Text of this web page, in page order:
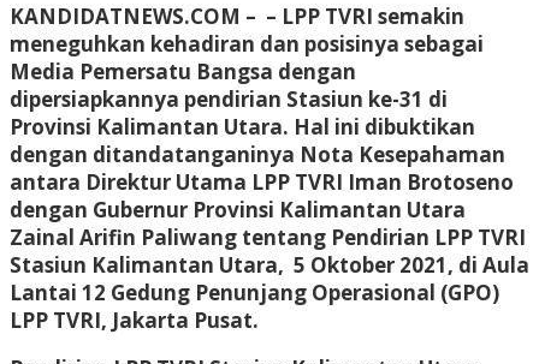
KANDIDATNEWS.COM – – LPP TVRI semakin
meneguhkan kehadiran dan posisinya sebagai
Media Pemersatu Bangsa dengan
dipersiapkannya pendirian Stasiun ke-31 di
Provinsi Kalimantan Utara. Hal ini dibuktikan
dengan ditandatanganinya Nota Kesepahaman
antara Direktur Utama LPP TVRI Iman Brotoseno
dengan Gubernur Provinsi Kalimantan Utara
Zainal Arifin Paliwang tentang Pendirian LPP TVRI
Stasiun Kalimantan Utara, 5 Oktober 2021, di Aula
Lantai 12 Gedung Penunjang Operasional (GPO)
LPP TVRI, Jakarta Pusat.